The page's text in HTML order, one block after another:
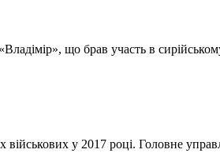
що брав участь в
у 2017 році. Головне